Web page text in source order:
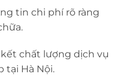
tin chi phí rõ ràng
kết chất lượng dịch vụ
tại Hà Nội.